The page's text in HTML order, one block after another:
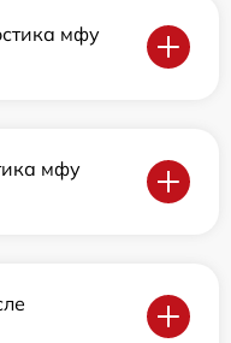
мфу
мфу